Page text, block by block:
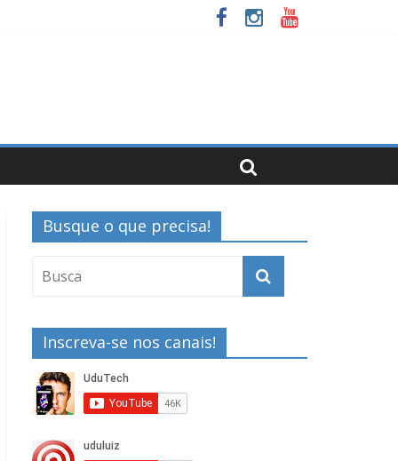
Busque o que precisa!
Inscreva-se nos canais!